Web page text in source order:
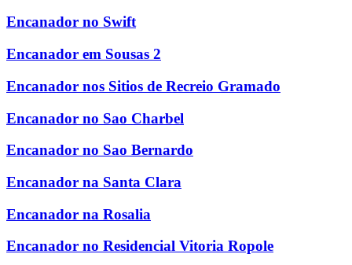
Encanador no Swift
Encanador em Sousas 2
Encanador nos Sitios de Recreio Gramado
Encanador no Sao Charbel
Encanador no Sao Bernardo
Encanador na Santa Clara
Encanador na Rosalia
Encanador no Residencial Vitoria Ropole